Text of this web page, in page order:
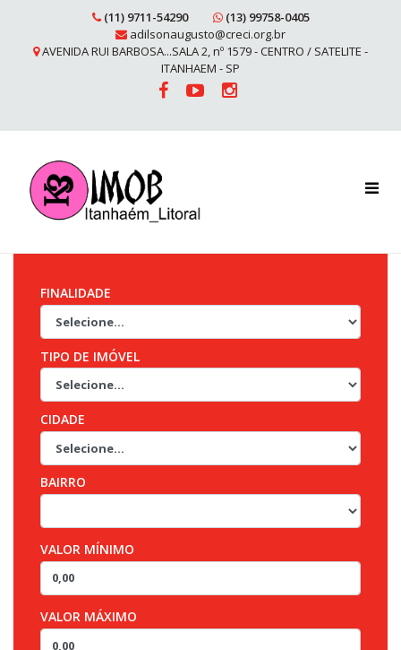
(11) 9711-54290
(13) 99758-0405
adilsonaugusto@creci.org.br
AVENIDA RUI BARBOSA...SALA 2, nº 1579 - CENTRO / SATELITE -
ITANHAEM - SP
FINALIDADE
TIPO DE IMÓVEL
CIDADE
BAIRRO
VALOR MÍNIMO
VALOR MÁXIMO